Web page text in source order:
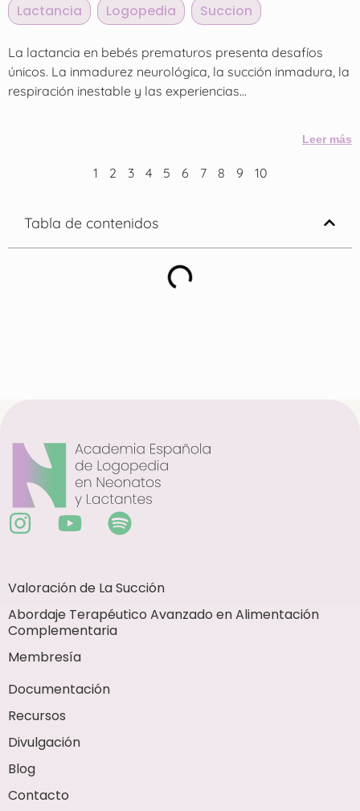
Lactancia Logopedia Succion
La lactancia en bebés prematuros presenta desafíos
únicos. La inmadurez neurológica, la succión inmadura, la
respiración inestable y las experiencias...
Leer más
1 2 3 4 5 6 7 8 9 10
Tabla de contenidos
Valoración de La Succión
Abordaje Terapéutico Avanzado en Alimentación
Complementaria
Membresía
Documentación
Recursos
Divulgación
Blog
Contacto